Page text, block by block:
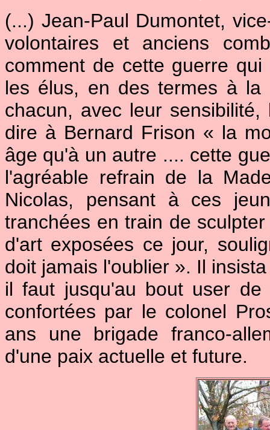
(...) Jean-Paul Dumontet,
volontaires et anciens
comment de cette guerre
les élus, en des termes à la
chacun, avec leur
dire à Bernard Frison « la
âge qu'à un autre .... cette
l'agréable refrain de la
Nicolas, pensant à ces
tranchées en train de
d'art exposées ce jour,
doit jamais l'oublier ». Il
il faut jusqu'au bout user
confortées par le colonel
ans une brigade franco-
d'une paix actuelle et future.